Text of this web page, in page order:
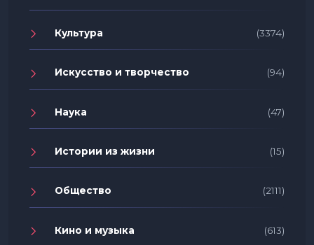
Культура (3374)
Искусство и творчество (94)
Наука (47)
Истории из жизни (15)
Общество (2111)
Кино и музыка (613)